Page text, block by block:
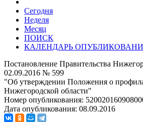
Сегодня
Неделя
Месяц
ПОИСК
КАЛЕНДАРЬ
Постановление Правительства
02.09.2016 № 599
"Об утверждении Положения о
Нижегородской области"
Номер опубликования:
Дата опубликования: 08.09.2016